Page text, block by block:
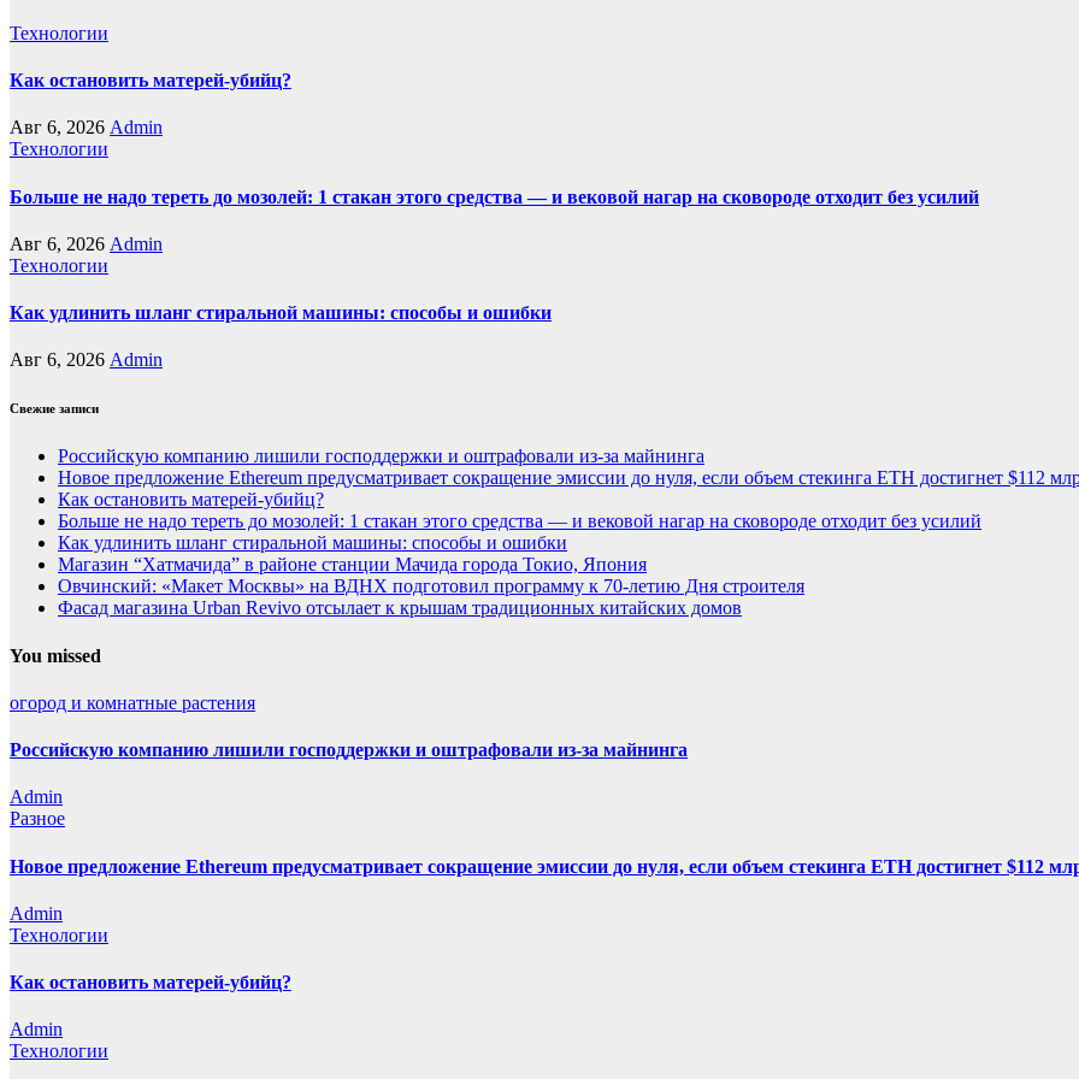
Технологии
Как остановить матерей-убийц?
Авг 6, 2026 Admin
Технологии
Больше не надо тереть до мозолей: 1 стакан этого средства — и вековой нагар на сковороде отходит без усилий
Авг 6, 2026 Admin
Технологии
Как удлинить шланг стиральной машины: способы и ошибки
Авг 6, 2026 Admin
Свежие записи
Российскую компанию лишили господдержки и оштрафовали из-за майнинга
Новое предложение Ethereum предусматривает сокращение эмиссии до нуля, если объем стекинга ETH достигнет $112
Как остановить матерей-убийц?
Больше не надо тереть до мозолей: 1 стакан этого средства — и вековой нагар на сковороде отходит без усилий
Как удлинить шланг стиральной машины: способы и ошибки
Магазин “Хатмачида” в районе станции Мачида города Токио, Япония
Овчинский: «Макет Москвы» на ВДНХ подготовил программу к 70-летию Дня строителя
Фасад магазина Urban Revivo отсылает к крышам традиционных китайских домов
You missed
огород и комнатные растения
Российскую компанию лишили господдержки и оштрафовали из-за майнинга
Admin
Разное
Новое предложение Ethereum предусматривает сокращение эмиссии до нуля, если объем стекинга ETH достигнет $112
Admin
Технологии
Как остановить матерей-убийц?
Admin
Технологии